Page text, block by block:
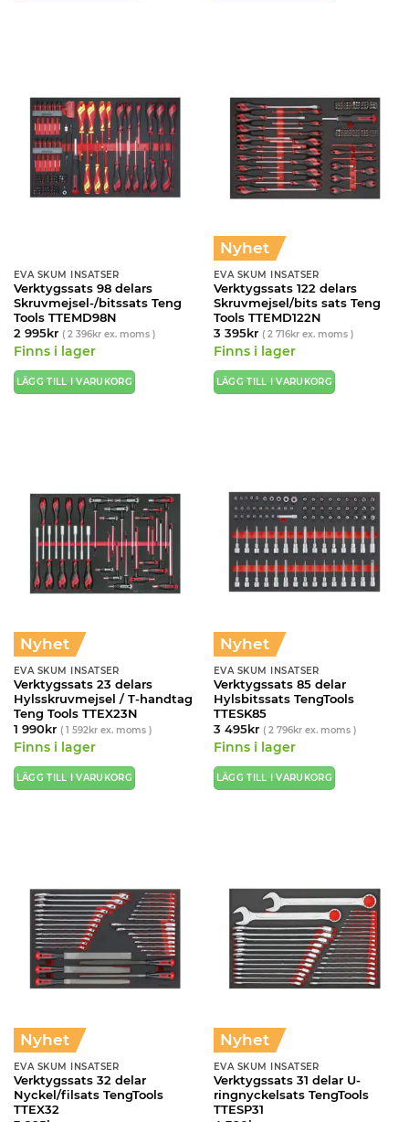
EVA SKUM INSATSER
Verktygssats 98 delars
Skruvmejsel-/bitssats Teng
Tools TTEMD98N
2 995kr ( 2 396krex. moms )
Finns i lager
LÄGG TILL I VARUKORG
Nyhet
EVA SKUM INSATSER
Verktygssats 122 delars
Skruvmejsel/bits sats Teng
Tools TTEMD122N
3 395kr ( 2 716krex. moms )
Finns i lager
LÄGG TILL I VARUKORG
Nyhet
EVA SKUM INSATSER
Verktygssats 23 delars
Hylsskruvmejsel / T-handtag
Teng Tools TTEX23N
1 990kr ( 1 592krex. moms )
Finns i lager
LÄGG TILL I VARUKORG
Nyhet
EVA SKUM INSATSER
Verktygssats 85 delar
Hylsbitssats TengTools
TTESK85
3 495kr ( 2 796krex. moms )
Finns i lager
LÄGG TILL I VARUKORG
Nyhet
EVA SKUM INSATSER
Verktygssats 32 delar
Nyckel/filsats TengTools
TTEX32
Nyhet
EVA SKUM INSATSER
Verktygssats 31 delar U-
ringnyckelsats TengTools
TTESP31